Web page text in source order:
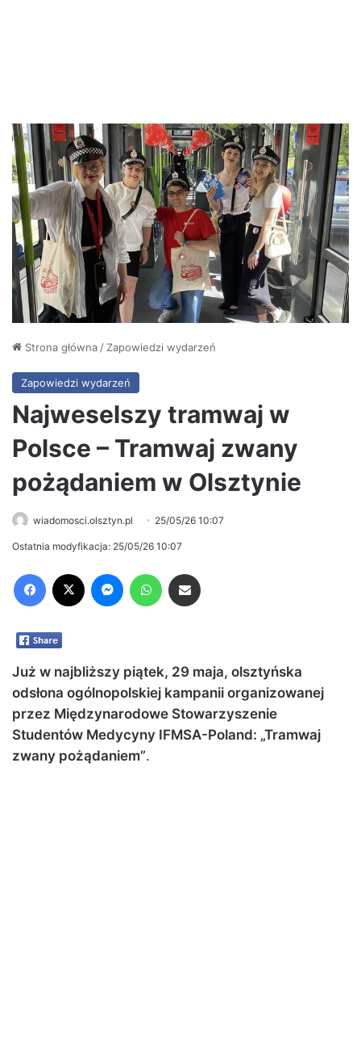
Strona główna/Zapowiedzi wydarzeń
Zapowiedzi wydarzeń
Najweselszy tramwaj w
Polsce – Tramwaj zwany
pożądaniem w Olsztynie
wiadomosci.olsztyn.pl 25/05/26 10:07
Ostatnia modyfikacja: 25/05/26 10:07
Już w najbliższy piątek, 29 maja, olsztyńska
odsłona ogólnopolskiej kampanii organizowanej
przez Międzynarodowe Stowarzyszenie
Studentów Medycyny IFMSA-Poland: „Tramwaj
zwany pożądaniem”.